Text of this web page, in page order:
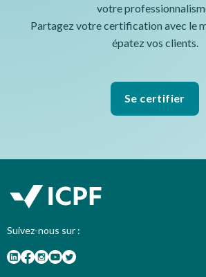
votre
Partagez votre certification avec le
épatez vos clients.
Se certifier
Suivez-nous sur :